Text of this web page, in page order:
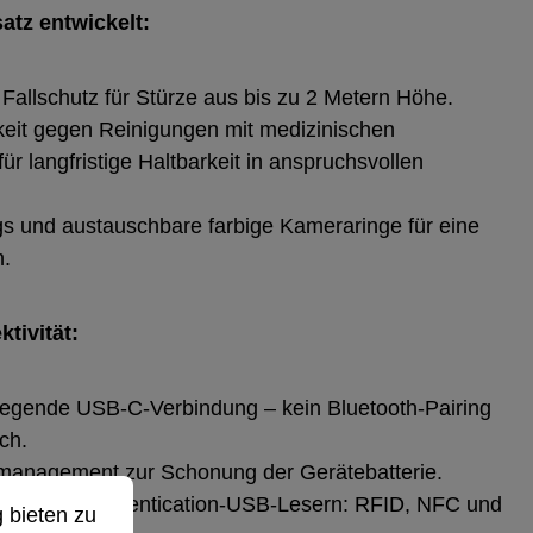
entwickelt:
für Stürze aus bis zu 2 Metern Höhe.
gegen Reinigungen mit medizinischen
langfristige Haltbarkeit in anspruchsvollen
und austauschbare farbige Kameraringe für eine
USB‑C‑Verbindung – kein Bluetooth‑Pairing
zur Schonung der Gerätebatterie.
Dual‑Authentication‑USB‑Lesern: RFID, NFC und
zu können.
Mehr Informationen ...
bieten zu